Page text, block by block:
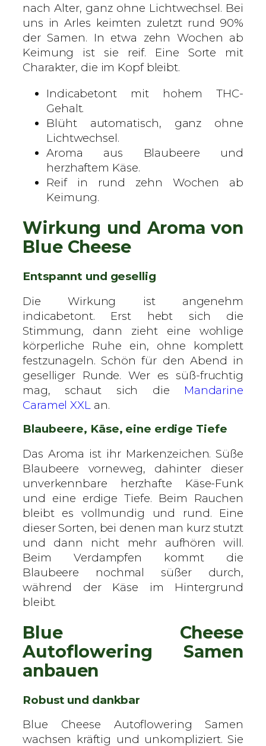
f
l
o
w
e
e
n
e
nach Alter, ganz ohne Lichtwechsel. Bei
uns in Arles keimten zuletzt rund 90%
der Samen. In etwa zehn Wochen ab
Keimung ist sie reif. Eine Sorte mit
Charakter, die im Kopf bleibt.
Indicabetont mit hohem THC-
Gehalt.
Blüht automatisch, ganz ohne
Lichtwechsel.
Aroma aus Blaubeere und
herzhaftem Käse.
Reif in rund zehn Wochen ab
Keimung.
Wirkung und Aroma von
Blue Cheese
Entspannt und gesellig
Die Wirkung ist angenehm
indicabetont. Erst hebt sich die
Stimmung, dann zieht eine wohlige
körperliche Ruhe ein, ohne komplett
festzunageln. Schön für den Abend in
geselliger Runde. Wer es süß-fruchtig
mag, schaut sich die Mandarine
Caramel XXLan.
Blaubeere, Käse, eine erdige Tiefe
Das Aroma ist ihr Markenzeichen. Süße
Blaubeere vorneweg, dahinter dieser
unverkennbare herzhafte Käse-Funk
und eine erdige Tiefe. Beim Rauchen
bleibt es vollmundig und rund. Eine
dieser Sorten, bei denen man kurz stutzt
und dann nicht mehr aufhören will.
Beim Verdampfen kommt die
Blaubeere nochmal süßer durch,
während der Käse im Hintergrund
bleibt.
Blue Cheese
Autoflowering Samen
anbauen
Robust und dankbar
Blue Cheese Autoflowering Samen
wachsen kräftig und unkompliziert. Sie